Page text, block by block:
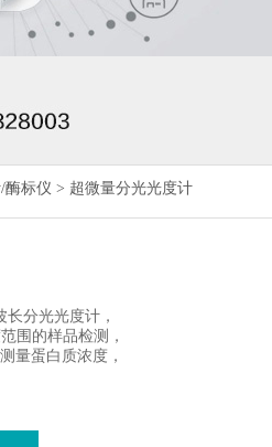
酶标仪 > 超微量分光光度计
分光光度计，
围的样品检测，
量蛋白质浓度，